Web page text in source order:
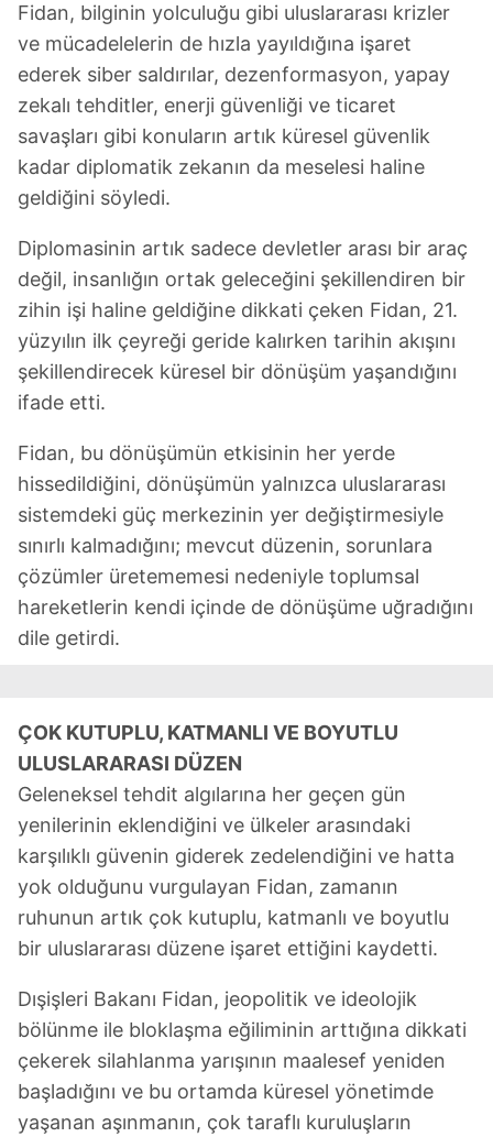
Fidan, bilginin yolculuğu gibi uluslararası krizler
ve mücadelelerin de hızla yayıldığına işaret
ederek siber saldırılar, dezenformasyon, yapay
zekalı tehditler, enerji güvenliği ve ticaret
savaşları gibi konuların artık küresel güvenlik
kadar diplomatik zekanın da meselesi haline
geldiğini söyledi.
Diplomasinin artık sadece devletler arası bir araç
değil, insanlığın ortak geleceğini şekillendiren bir
zihin işi haline geldiğine dikkati çeken Fidan, 21.
yüzyılın ilk çeyreği geride kalırken tarihin akışını
şekillendirecek küresel bir dönüşüm yaşandığını
ifade etti.
Fidan, bu dönüşümün etkisinin her yerde
hissedildiğini, dönüşümün yalnızca uluslararası
sistemdeki güç merkezinin yer değiştirmesiyle
sınırlı kalmadığını; mevcut düzenin, sorunlara
çözümler üretememesi nedeniyle toplumsal
hareketlerin kendi içinde de dönüşüme uğradığını
dile getirdi.
⁠ÇOK KUTUPLU, KATMANLI VE BOYUTLU
ULUSLARARASI DÜZEN
Geleneksel tehdit algılarına her geçen gün
yenilerinin eklendiğini ve ülkeler arasındaki
karşılıklı güvenin giderek zedelendiğini ve hatta
yok olduğunu vurgulayan Fidan, zamanın
ruhunun artık çok kutuplu, katmanlı ve boyutlu
bir uluslararası düzene işaret ettiğini kaydetti.
Dışişleri Bakanı Fidan, jeopolitik ve ideolojik
bölünme ile bloklaşma eğiliminin arttığına dikkati
çekerek silahlanma yarışının maalesef yeniden
başladığını ve bu ortamda küresel yönetimde
yaşanan aşınmanın, çok taraflı kuruluşların